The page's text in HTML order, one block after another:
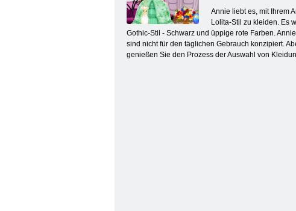
Spaß Mädchen Nacht
Annie liebt es, mit Ihrem
Lolita-Stil zu kleiden. Es
Gothic-Stil - Schwarz und üppige rote Farben.
sind nicht für den täglichen Gebrauch konzipiert.
genießen Sie den Prozess der Auswahl von